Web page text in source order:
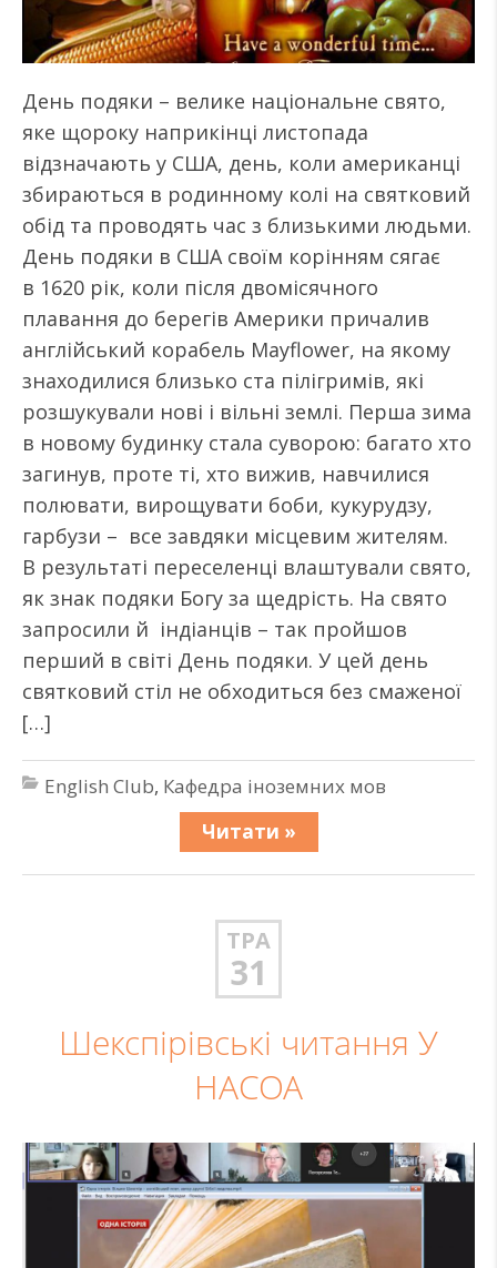
День подяки – велике національне свято,
яке щороку наприкінці листопада
відзначають у США, день, коли американці
збираються в родинному колі на святковий
обід та проводять час з близькими людьми.
День подяки в США своїм корінням сягає
в 1620 рік, коли після двомісячного
плавання до берегів Америки причалив
англійський корабель Mayflower, на якому
знаходилися близько ста пілігримів, які
розшукували нові і вільні землі. Перша зима
в новому будинку стала суворою: багато хто
загинув, проте ті, хто вижив, навчилися
полювати, вирощувати боби, кукурудзу,
гарбузи – все завдяки місцевим жителям.
В результаті переселенці влаштували свято,
як знак подяки Богу за щедрість. На свято
запросили й індіанців – так пройшов
перший в світі День подяки. У цей день
святковий стіл не обходиться без смаженої
[…]
English Club, Кафедра іноземних мов
Читати »
ТРА
31
Шекспірівські читання У
НАСОА